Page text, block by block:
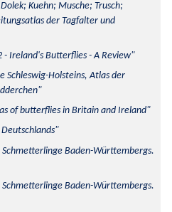
Kuehn; Musche; Trusch;
der Tagfalter und
- Ireland's Butterflies - A Review
Schleswig-Holsteins, Atlas der
of butterflies in Britain and Ireland
Baden-Württembergs.
Baden-Württembergs.